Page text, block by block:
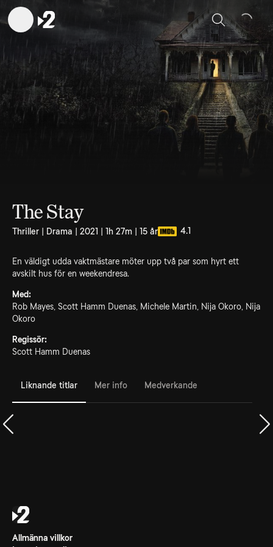
Sök
The Stay
Thriller | Drama | 2021 | 1h 27m | 15 år 4.1
En väldigt udda vaktmästare möter upp två par som hyrt ett
avskilt hus för en weekendresa.
Med:
Rob Mayes, Scott Hamm Duenas, Michele Martin, Nija Okoro, Nija
Okoro
Regissör:
Scott Hamm Duenas
Liknande titlar Mer info Medverkande
Allmänna villkor